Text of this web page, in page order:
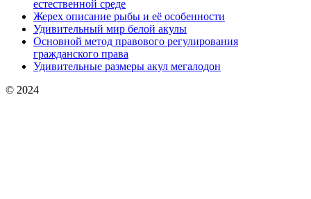
естественной среде
Жерех описание рыбы и её особенности
Удивительный мир белой акулы
Основной метод правового регулирования
гражданского права
Удивительные размеры акул мегалодон
© 2024